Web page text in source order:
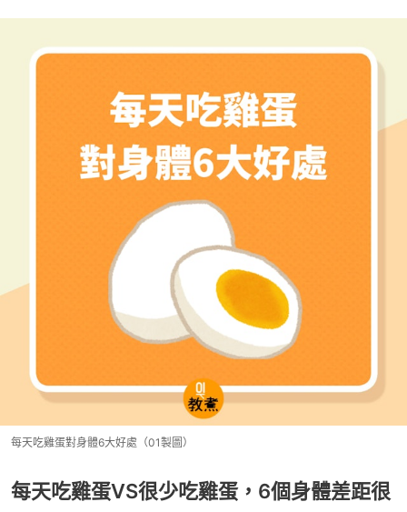
每天吃雞蛋對身體6大好處（01製圖）
每天吃雞蛋VS很少吃雞蛋，6個身體差距很